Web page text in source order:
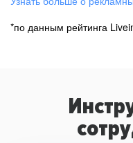
*по данным рейтинга